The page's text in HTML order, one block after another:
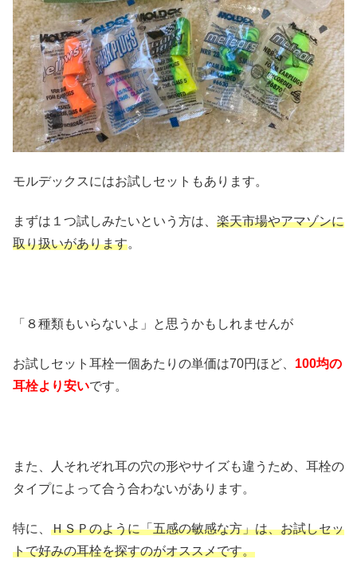
モルデックスにはお試しセットもあります。
まずは１つ試しみたいという方は、 楽天市場やアマゾンに
取り扱いがあります。
「８種類もいらないよ」と思うかもしれませんが
お試しセット耳栓一個あたりの単価は70円ほど、 100均の
耳栓より安いです。
また、人それぞれ耳の穴の形やサイズも違うため、耳栓の
タイプによって合う合わないがあります。
特に、 ＨＳＰのように「五感の敏感な方」は、お試しセッ
トで好みの耳栓を探すのがオススメです。